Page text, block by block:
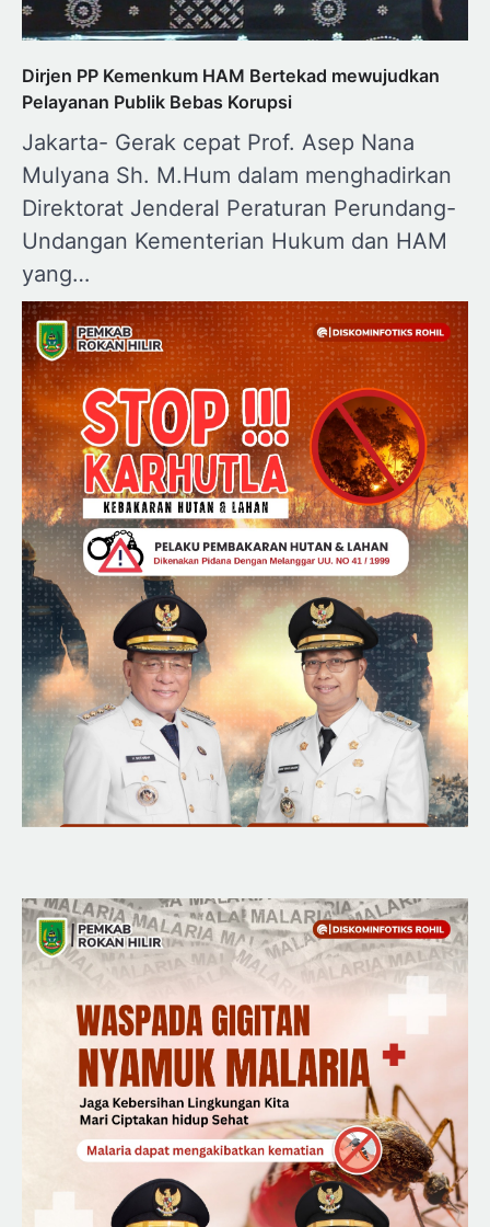
Dirjen PP Kemenkum HAM Bertekad mewujudkan
Pelayanan Publik Bebas Korupsi
Jakarta- Gerak cepat Prof. Asep Nana
Mulyana Sh. M.Hum dalam menghadirkan
Direktorat Jenderal Peraturan Perundang-
Undangan Kementerian Hukum dan HAM
yang…